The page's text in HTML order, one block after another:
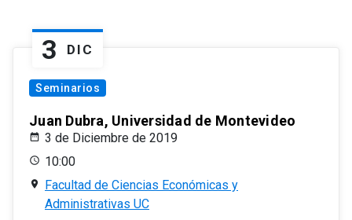
3 DIC
Seminarios
Juan Dubra, Universidad de Montevideo
3 de Diciembre de 2019
10:00
Facultad de Ciencias Económicas y
Administrativas UC